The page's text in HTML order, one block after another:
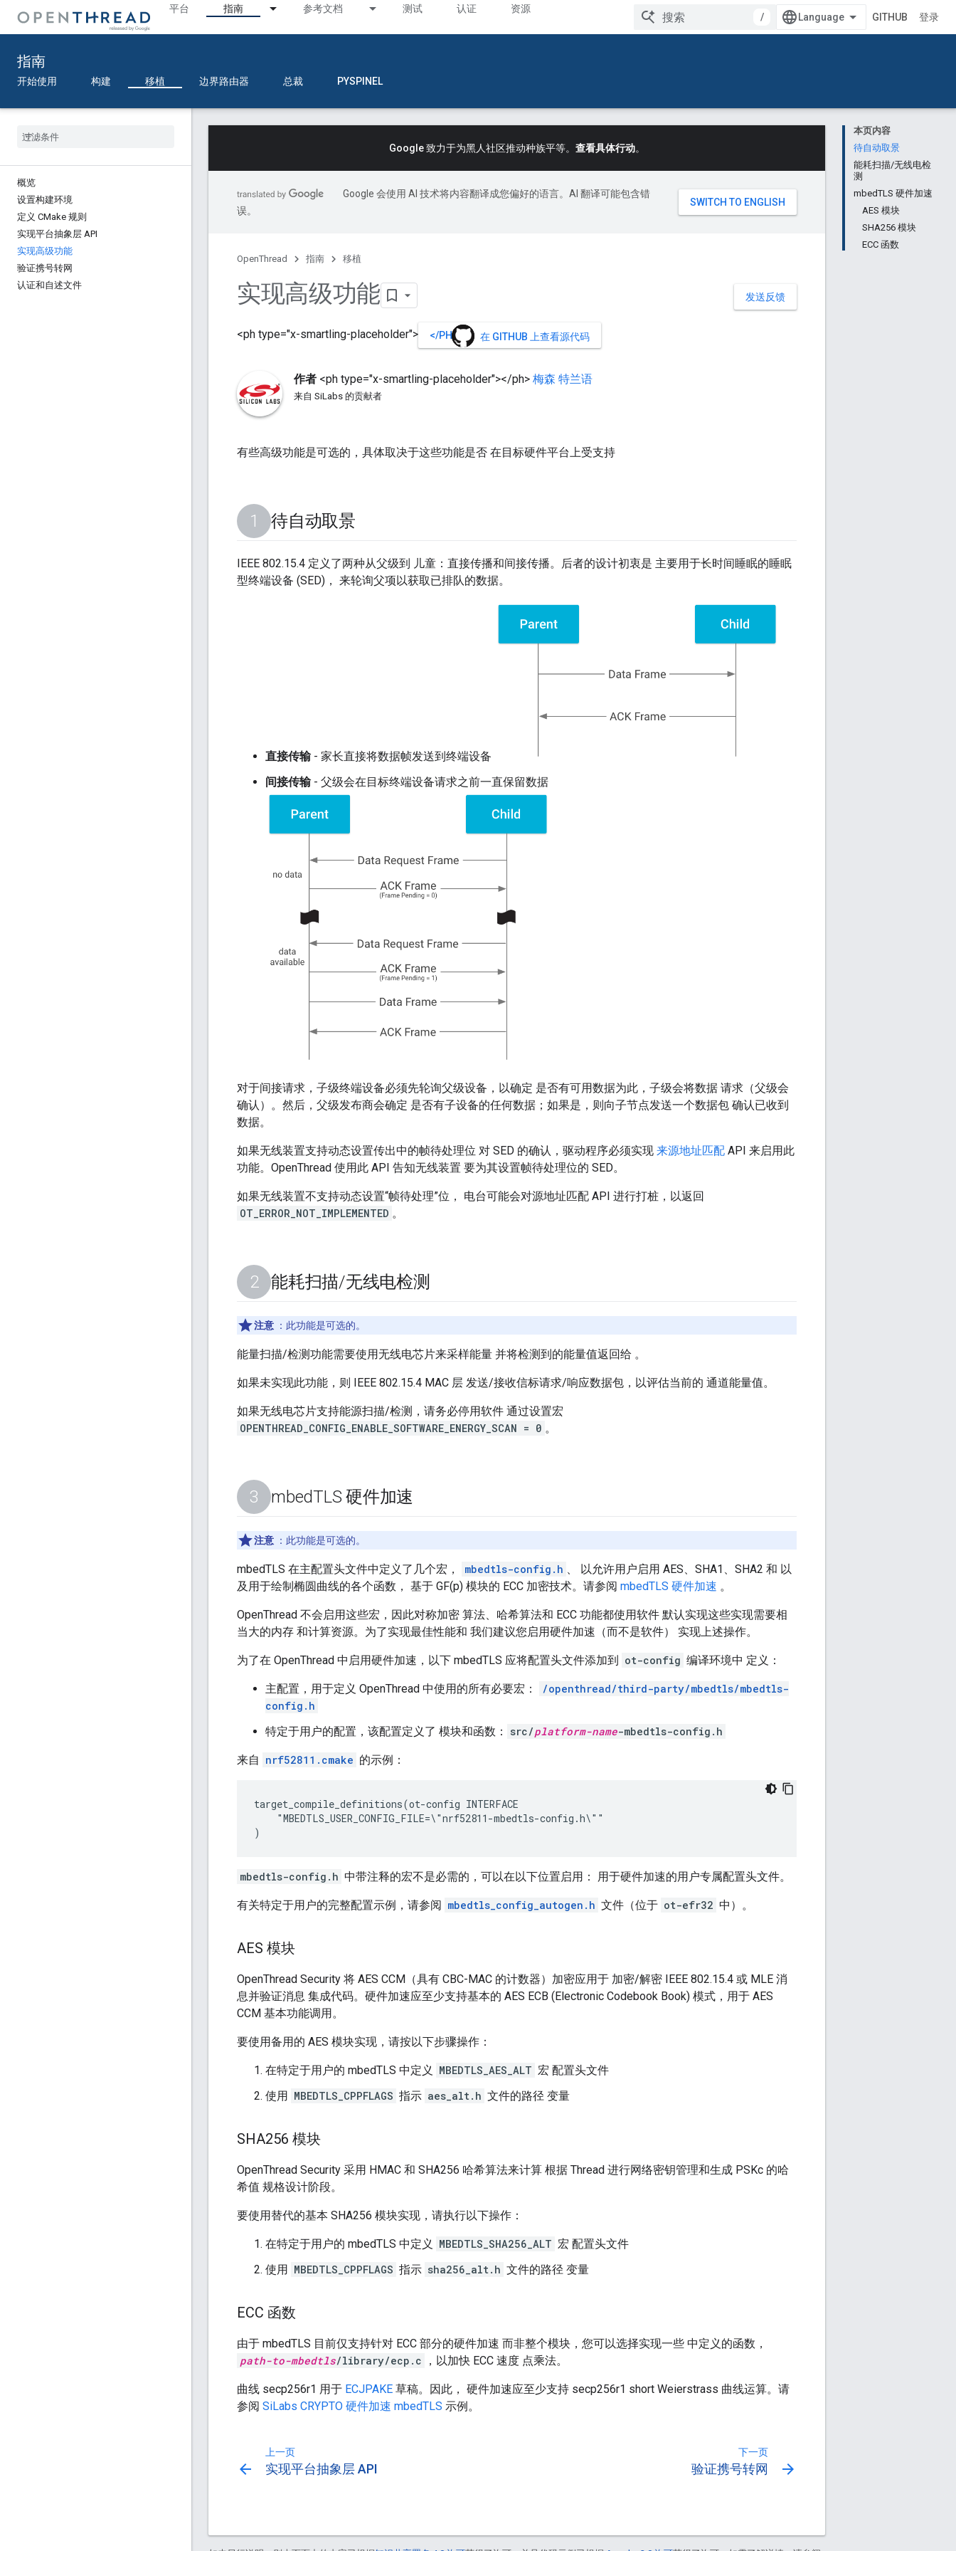
平台 指南 参考文档 测试 认证 资源
/ GITHUB 登录
指南
开始使用 构建 移植 边界路由器 总裁 PYSPINEL
概览
设置构建环境
定义 CMake 规则
实现平台抽象层 API
实现高级功能
验证携号转网
认证和自述文件
本页内容
待自动取景
能耗扫描/无线电检
测
mbedTLS 硬件加速
AES 模块
SHA256 模块
ECC 函数
Google 致力于为黑人社区推动种族平等。 查看具体行动。
Google 会使用 AI 技术将内容翻译成您偏好的语言。AI 翻译可能包含错
误。
OpenThread 指南 移植
发送反馈
实现高级功能
<ph type="x-smartling-placeholder"> </PH> 在 GITHUB 上查看源代码
作者 <ph type="x-smartling-placeholder"></ph> 梅森 特兰语
来自 SiLabs 的贡献者
有些高级功能是可选的，具体取决于这些功能是否 在目标硬件平台上受支持
待自动取景
IEEE 802.15.4 定义了两种从父级到 儿童：直接传播和间接传播。后者的设计初衷是 主要用于长时间睡眠的睡眠
型终端设备 (SED)， 来轮询父项以获取已排队的数据。
直接传输- 家长直接将数据帧发送到终端设备
间接传输- 父级会在目标终端设备请求之前一直保留数据
对于间接请求，子级终端设备必须先轮询父级设备，以确定 是否有可用数据为此，子级会将数据 请求（父级会
确认）。然后，父级发布商会确定 是否有子设备的任何数据；如果是，则向子节点发送一个数据包 确认已收到
数据。
如果无线装置支持动态设置传出中的帧待处理位 对 SED 的确认，驱动程序必须实现 来源地址匹配 API 来启用此
功能。OpenThread 使用此 API 告知无线装置 要为其设置帧待处理位的 SED。
如果无线装置不支持动态设置“帧待处理”位， 电台可能会对源地址匹配 API 进行打桩，以返回
OT_ERROR_NOT_IMPLEMENTED 。
能耗扫描/无线电检测
注意 ：此功能是可选的。
能量扫描/检测功能需要使用无线电芯片来采样能量 并将检测到的能量值返回给 。
如果未实现此功能，则 IEEE 802.15.4 MAC 层 发送/接收信标请求/响应数据包，以评估当前的 通道能量值。
如果无线电芯片支持能源扫描/检测，请务必停用软件 通过设置宏
OPENTHREAD_CONFIG_ENABLE_SOFTWARE_ENERGY_SCAN = 0 。
mbedTLS 硬件加速
注意 ：此功能是可选的。
mbedTLS 在主配置头文件中定义了几个宏， mbedtls-config.h 、 以允许用户启用 AES、SHA1、SHA2 和 以
及用于绘制椭圆曲线的各个函数， 基于 GF(p) 模块的 ECC 加密技术。请参阅 mbedTLS 硬件加速 。
OpenThread 不会启用这些宏，因此对称加密 算法、哈希算法和 ECC 功能都使用软件 默认实现这些实现需要相
当大的内存 和计算资源。为了实现最佳性能和 我们建议您启用硬件加速（而不是软件） 实现上述操作。
为了在 OpenThread 中启用硬件加速，以下 mbedTLS 应将配置头文件添加到 ot-config 编译环境中 定义：
主配置，用于定义 OpenThread 中使用的所有必要宏：
/openthread/third-party/mbedtls/mbedtls-
config.h
特定于用户的配置，该配置定义了 模块和函数：
src/platform-name-mbedtls-config.h
来自 nrf52811.cmake 的示例：
target_compile_definitions(ot-config INTERFACE
    "MBEDTLS_USER_CONFIG_FILE=\"nrf52811-mbedtls-config.h\""
mbedtls-config.h 中带注释的宏不是必需的，可以在以下位置启用： 用于硬件加速的用户专属配置头文件。
有关特定于用户的完整配置示例，请参阅 mbedtls_config_autogen.h 文件（位于 ot-efr32 中）。
AES 模块
OpenThread Security 将 AES CCM（具有 CBC-MAC 的计数器）加密应用于 加密/解密 IEEE 802.15.4 或 MLE 消
息并验证消息 集成代码。硬件加速应至少支持基本的 AES ECB (Electronic Codebook Book) 模式，用于 AES
CCM 基本功能调用。
要使用备用的 AES 模块实现，请按以下步骤操作：
在特定于用户的 mbedTLS 中定义 MBEDTLS_AES_ALT 宏 配置头文件
使用
MBEDTLS_CPPFLAGS 指示 aes_alt.h 文件的路径 变量
SHA256 模块
OpenThread Security 采用 HMAC 和 SHA256 哈希算法来计算 根据 Thread 进行网络密钥管理和生成 PSKc 的哈
希值 规格设计阶段。
要使用替代的基本 SHA256 模块实现，请执行以下操作：
在特定于用户的 mbedTLS 中定义 MBEDTLS_SHA256_ALT 宏 配置头文件
使用
MBEDTLS_CPPFLAGS 指示 sha256_alt.h 文件的路径 变量
ECC 函数
由于 mbedTLS 目前仅支持针对 ECC 部分的硬件加速 而非整个模块，您可以选择实现一些 中定义的函数，
path-to-mbedtls/library/ecp.c ，以加快 ECC 速度 点乘法。
曲线 secp256r1 用于 ECJPAKE 草稿。因此， 硬件加速应至少支持 secp256r1 short Weierstrass 曲线运算。请
参阅 SiLabs CRYPTO 硬件加速 mbedTLS 示例。
上一页
arrow_back 实现平台抽象层 API
下一页
验证携号转网 arrow_forward